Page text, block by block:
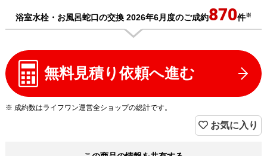
浴室水栓・お風呂蛇口の交換 2026年6月度のご成約870件※
無料見積り依頼へ進む
※ 成約数はライフワン運営全ショップの総計です。
お気に入り